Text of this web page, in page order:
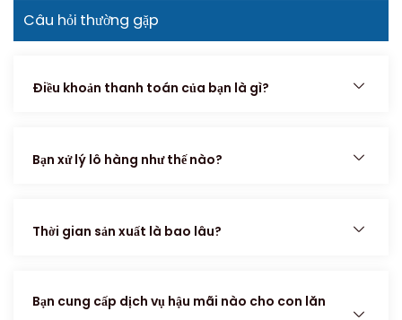
Câu hỏi thường gặp
Điều khoản thanh toán của bạn là gì?
Bạn xử lý lô hàng như thế nào?
Thời gian sản xuất là bao lâu?
Bạn cung cấp dịch vụ hậu mãi nào cho con lăn